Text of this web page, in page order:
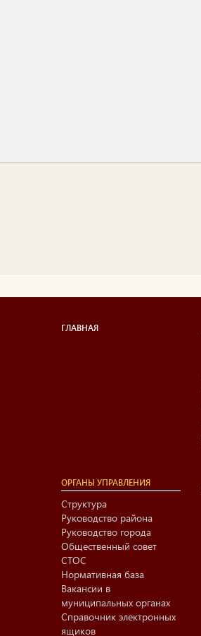
ГЛАВНАЯ
ОРГАНЫ УПРАВЛЕНИЯ
Структура
Руководство района
Руководство города
Общественный совет
СТОС
Нормативная база
Вакансии в
муниципальных органах
Справочник электронных
ящиков